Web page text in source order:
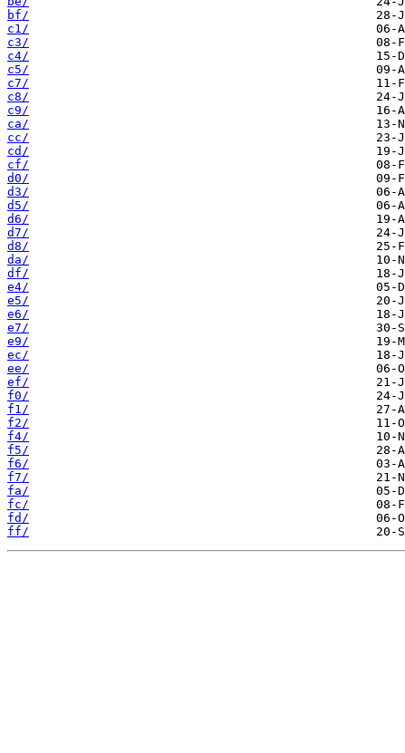
bf/
c1/
c3/
c4/
c5/
c7/
c8/
c9/
ca/
cc/
cd/
cf/
d0/
d3/
d5/
d6/
d7/
d8/
da/
df/
e4/
e5/
e6/
e7/
e9/
ec/
ee/
ef/
f0/
f1/
f2/
f4/
f5/
f6/
f7/
fa/
fc/
fd/
ff/